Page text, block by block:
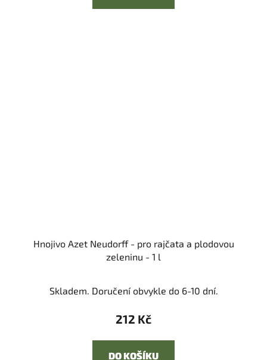
Hnojivo Azet Neudorff - pro rajčata a plodovou
zeleninu - 1 l
Skladem. Doručení obvykle do 6-10 dní.
212 Kč
DO KOŠÍKU